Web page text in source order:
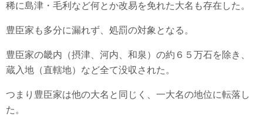
稀に島津・毛利など何とか改易を免れた大名も存在した。
豊臣家も多分に漏れず、処罰の対象となる。
豊臣家の畿内（摂津、河内、和泉）の約６５万石を除き、
蔵入地（直轄地）など全て没収された。
つまり豊臣家は他の大名と同じく、一大名の地位に転落し
た。